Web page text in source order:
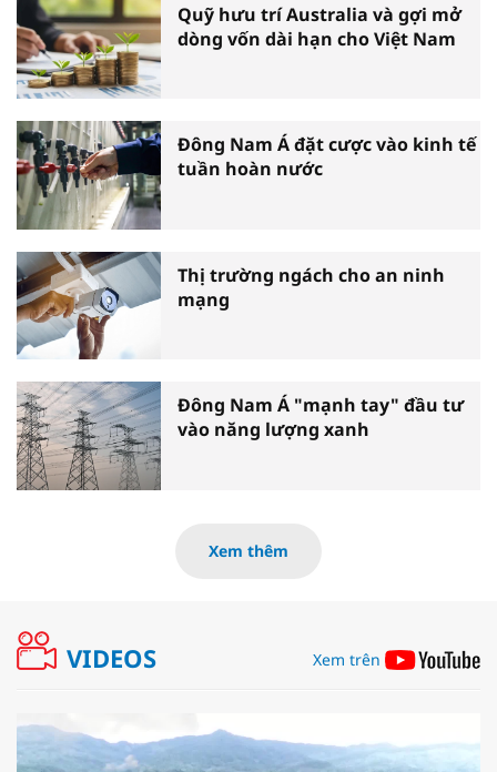
Quỹ hưu trí Australia và gợi mở
dòng vốn dài hạn cho Việt Nam
Đông Nam Á đặt cược vào kinh tế
tuần hoàn nước
Thị trường ngách cho an ninh
mạng
Đông Nam Á "mạnh tay" đầu tư
vào năng lượng xanh
Xem thêm
VIDEOS Xem trên